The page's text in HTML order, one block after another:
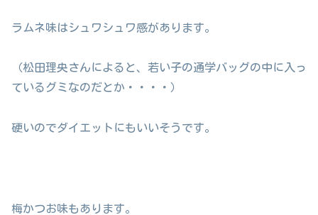
ラムネ味はシュワシュワ感があります。
（松田理央さんによると、若い子の通学バッグの中に入っ
ているグミなのだとか・・・・）
硬いのでダイエットにもいいそうです。
梅かつお味もあります。